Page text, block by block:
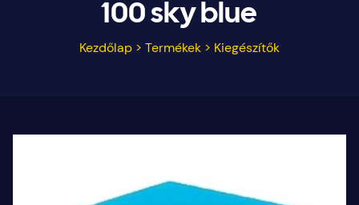
100 sky blue
Kezdőlap > Termékek > Kiegészítők